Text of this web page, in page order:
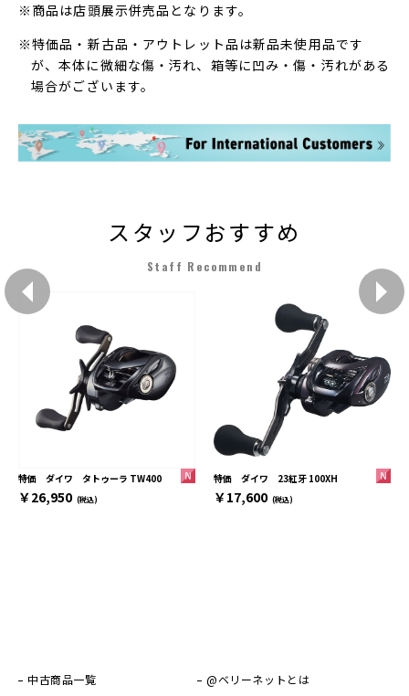
※商品は店頭展示併売品となります。
※特価品・新古品・アウトレット品は新品未使用品です
が、本体に微細な傷・汚れ、箱等に凹み・傷・汚れがある
場合がございます。
スタッフおすすめ
Staff Recommend
特価 ダイワ タトゥーラ TW400
￥26,950 (税込)
特価 ダイワ 23紅牙 100XH
￥17,600 (税込)
中古商品一覧
@ベリーネットとは